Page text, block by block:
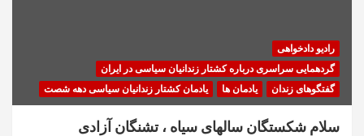
رادیو دادخواهی
گردهمایی سراسری درباره کشتار زندانیان سیاسی در ایران
گفتگوهای زندان
یادمان ها یادمان کشتار زندانیان سیاسی دهه شصت
سلام شکستگان سالهای سیاه ، تشنگان آزادی